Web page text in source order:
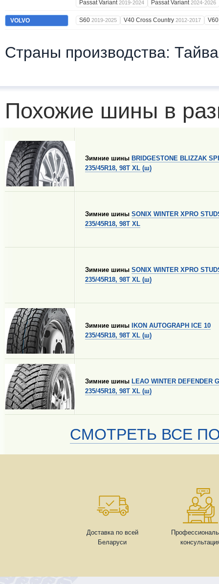
Passat Variant2019-2024 Passat Variant2024-2026
VOLVO S60 2019-2025 V40 Cross Country 2012-2017
Страны производства:
Похожие шины в
Зимние шины BRIDGESTONE BLIZZAK
235/45R18, 98T XL (ш)
Зимние шины SONIX WINTER XPRO
235/45R18, 98T XL
Зимние шины SONIX WINTER XPRO
235/45R18, 98T XL (ш)
Зимние шины
IKON AUTOGRAPH ICE 10
235/45R18, 98T XL (ш)
Зимние шины LEAO WINTER DEFENDER
235/45R18, 98T XL (ш)
СМОТРЕТЬ ВСЕ
Доставка по всей
Беларуси